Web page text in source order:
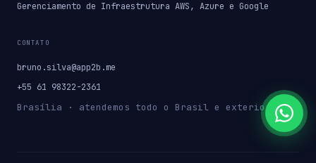
Gerenciamento de Infraestrutura AWS, Azure e Google
CONTATO
bruno.silva@app2b.me
+55 61 98322-2361
Brasília · atendemos todo o Brasil e exterior